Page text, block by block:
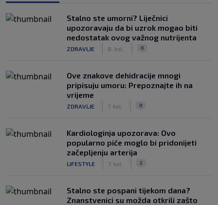
Stalno ste umorni? Liječnici
upozoravaju da bi uzrok mogao biti
nedostatak ovog važnog nutrijenta
ZDRAVLJE 8. kol. 0
Ove znakove dehidracije mnogi
pripisuju umoru: Prepoznajte ih na
vrijeme
ZDRAVLJE 7. kol. 0
Kardiologinja upozorava: Ovo
popularno piće moglo bi pridonijeti
začepljenju arterija
LIFESTYLE 7. kol. 2
Stalno ste pospani tijekom dana?
Znanstvenici su možda otkrili zašto